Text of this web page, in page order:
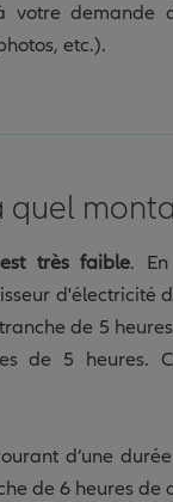
votre demande
etc.).
quel
très faible.
d'électricité
de 5
de 5 heures.
d’une
de 6 heures de